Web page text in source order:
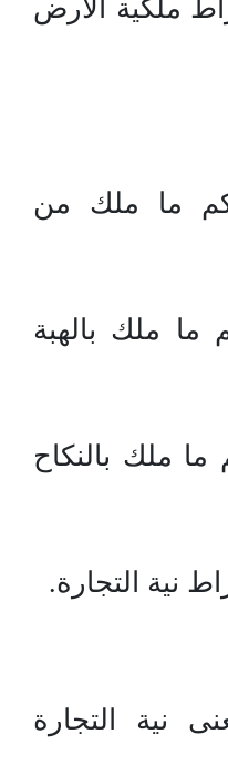
ملكية الأرض
ما ملك من
ما ملك بالهبة
ما ملك بالنكاح
نية التجارة.
نية التجارة